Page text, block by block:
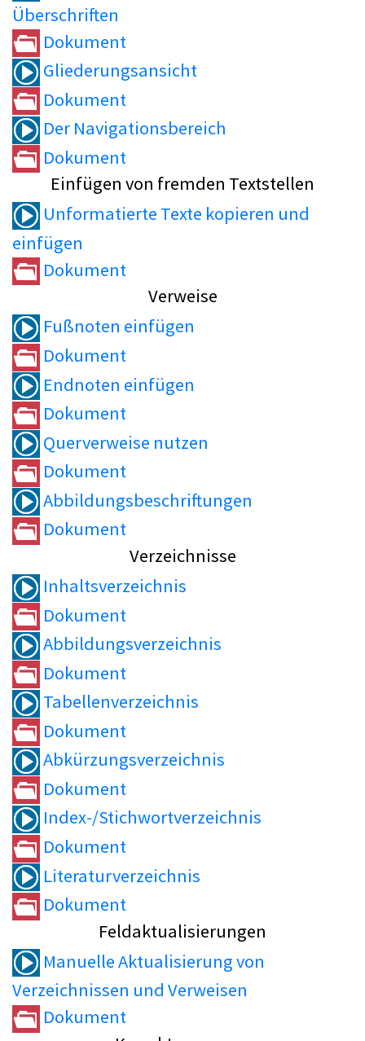
Überschriften
Dokument
Gliederungsansicht
Dokument
Der Navigationsbereich
Dokument
Einfügen von fremden Textstellen
Unformatierte Texte kopieren und
einfügen
Dokument
Verweise
Fußnoten einfügen
Dokument
Endnoten einfügen
Dokument
Querverweise nutzen
Dokument
Abbildungsbeschriftungen
Dokument
Verzeichnisse
Inhaltsverzeichnis
Dokument
Abbildungsverzeichnis
Dokument
Tabellenverzeichnis
Dokument
Abkürzungsverzeichnis
Dokument
Index-/Stichwortverzeichnis
Dokument
Literaturverzeichnis
Dokument
Feldaktualisierungen
Manuelle Aktualisierung von
Verzeichnissen und Verweisen
Dokument